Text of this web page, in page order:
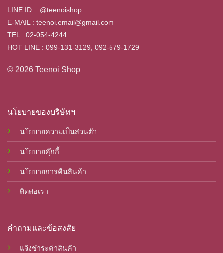
LINE ID. : @teenoishop
E-MAIL : teenoi.email@gmail.com
TEL : 02-054-4244
HOT LINE : 099-131-3129, 092-579-1729
© 2026 Teenoi Shop
นโยบายของบริษัทฯ
นโยบายความเป็นส่วนตัว
นโยบายคุ๊กกี้
นโยบายการคืนสินค้า
ติดต่อเรา
คำถามและข้อสงสัย
แจ้งชำระค่าสินค้า